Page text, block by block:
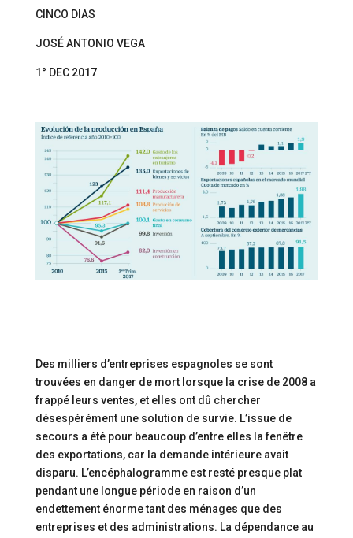
CINCO DIAS
JOSÉ ANTONIO VEGA
1° DEC 2017
Des milliers d’entreprises espagnoles se sont
trouvées en danger de mort lorsque la crise de 2008 a
frappé leurs ventes, et elles ont dû chercher
désespérément une solution de survie. L’issue de
secours a été pour beaucoup d’entre elles la fenêtre
des exportations, car la demande intérieure avait
disparu. L’encéphalogramme est resté presque plat
pendant une longue période en raison d’un
endettement énorme tant des ménages que des
entreprises et des administrations. La dépendance au